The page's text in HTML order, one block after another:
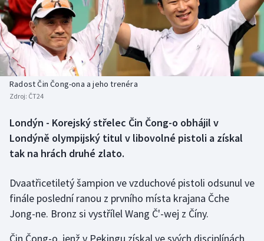
Americký fotbal
Baseball a softbal
Basketbal
Biatlon
Boby a skeleton
Box
Curling
Dostihy
NEPŘEHLÉDNĚTE
Soutěže
Historické návraty
Aplikace ČT sport
AZ kvíz
Radost Čin Čong-ona a jeho trenéra
Zdroj: ČT24
Londýn - Korejský střelec Čin Čong-o obhájil v
Londýně olympijský titul v libovolné pistoli a získal
tak na hrách druhé zlato.
Dvaatřicetiletý šampion ve vzduchové pistoli odsunul ve
finále poslední ranou z prvního místa krajana Čche
Jong-ne. Bronz si vystřílel Wang Č'-wej z Číny.